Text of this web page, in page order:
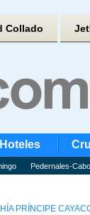
Collado
Hoteles
Pedernales-
PRÍNCIPE